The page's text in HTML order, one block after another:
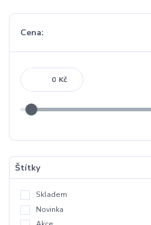
Cena:
Kč
Štítky
Skladem
Novinka